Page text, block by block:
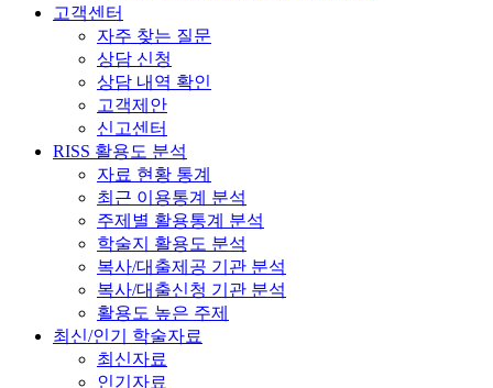
고객센터
자주 찾는 질문
상담 신청
상담 내역 확인
고객제안
신고센터
RISS 활용도 분석
자료 현황 통계
최근 이용통계 분석
주제별 활용통계 분석
학술지 활용도 분석
복사/대출제공 기관 분석
복사/대출신청 기관 분석
활용도 높은 주제
최신/인기 학술자료
최신자료
인기자료